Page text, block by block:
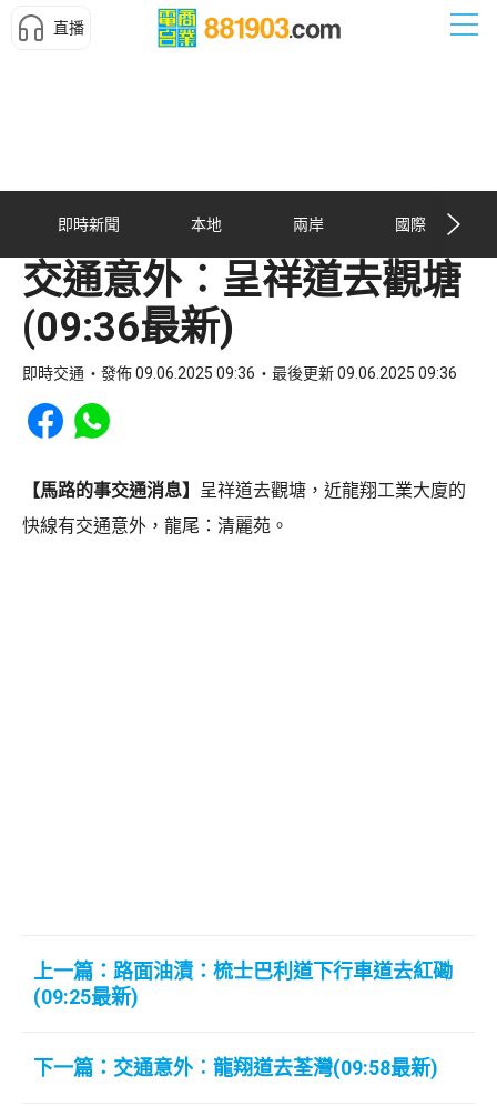
直播
即時新聞 本地 兩岸 國際
交通意外︰呈祥道去觀塘
(09:36最新)
即時交通 發佈 09.06.2025 09:36 最後更新 09.06.2025 09:36
Share to Facebook
Share to WhatsApp
【馬路的事交通消息】 呈祥道去觀塘，近龍翔工業大廈的
快線有交通意外，龍尾：清麗苑。
上一篇：路面油漬：梳士巴利道下行車道去紅磡
(09:25最新)
下一篇：交通意外︰龍翔道去荃灣(09:58最新)